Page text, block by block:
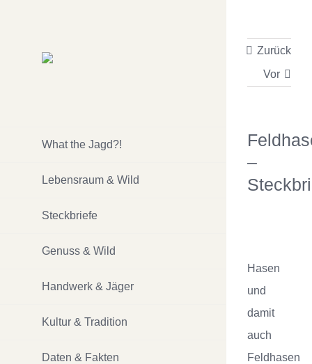
springen
What the Jagd?!
Lebensraum & Wild
Steckbriefe
Genuss & Wild
Handwerk & Jäger
Kultur & Tradition
Daten & Fakten
Zurück
Vor
–
Bild
Hasen
und
damit
auch
Feldhasen